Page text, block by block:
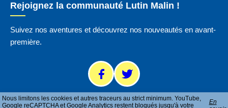
Nous limitons les cookies et autres traceurs au strict minimum. YouTube,
Google reCAPTCHA et Google Analytics restent bloqués jusqu'à votre
En
Rejoignez la communauté Lutin Malin !
Suivez nos aventures et découvrez nos nouveautés en avant-
première.